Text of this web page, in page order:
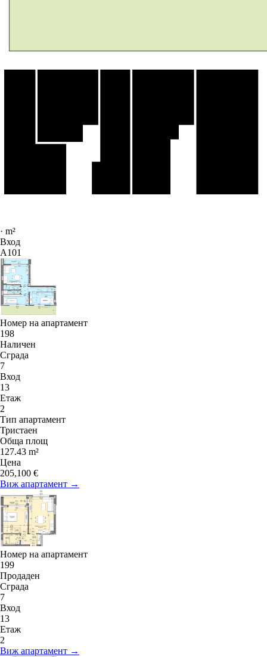
· m²
Вход
A101
Номер на апартамент
198
Наличен
Сграда
7
Вход
13
Етаж
2
Тип апартамент
Тристаен
Обща площ
127.43 m²
Цена
205,100 €
Виж апартамент →
Номер на апартамент
199
Продаден
Сграда
7
Вход
13
Етаж
2
Виж апартамент →